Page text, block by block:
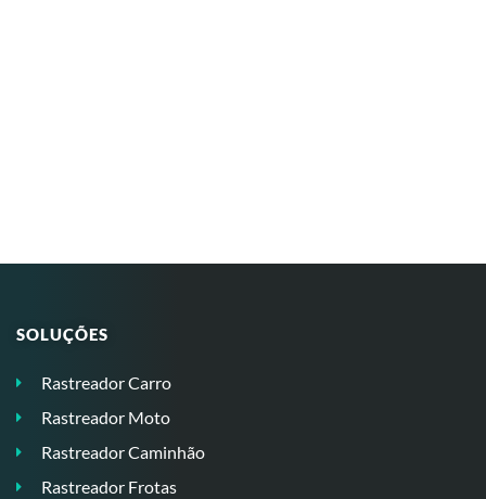
SOLUÇÕES
Rastreador Carro
Rastreador Moto
Rastreador Caminhão
Rastreador Frotas